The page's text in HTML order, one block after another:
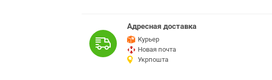
Адресная доставка
Курьер
Новая почта
Укрпошта